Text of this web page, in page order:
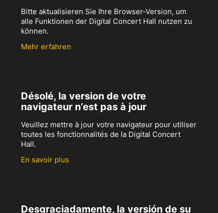
Bitte aktualisieren Sie Ihre Browser-Version, um
alle Funktionen der Digital Concert Hall nutzen zu
können.
Mehr erfahren
Désolé, la version de votre
navigateur n’est pas à jour
Veuillez mettre à jour votre navigateur pour utiliser
toutes les fonctionnalités de la Digital Concert
Hall.
En savoir plus
Desgraciadamente, la versión de su